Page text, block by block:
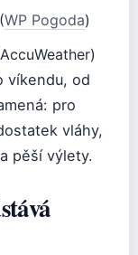
WP Pogoda)
víkendu, od
pro
vláhy,
pěší výlety.